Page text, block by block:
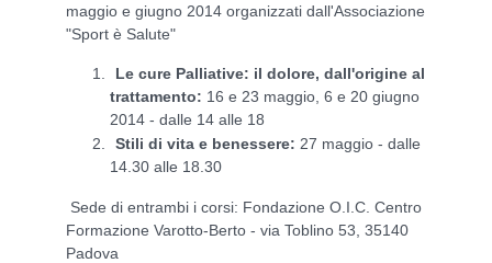
maggio e giugno 2014 organizzati dall'Associazione
"Sport è Salute"
Le cure Palliative: il dolore, dall'origine al
trattamento: 16 e 23 maggio, 6 e 20 giugno
2014 - dalle 14 alle 18
Stili di vita e benessere: 27 maggio - dalle
14.30 alle 18.30
Sede di entrambi i corsi: Fondazione O.I.C. Centro
Formazione Varotto-Berto - via Toblino 53, 35140
Padova